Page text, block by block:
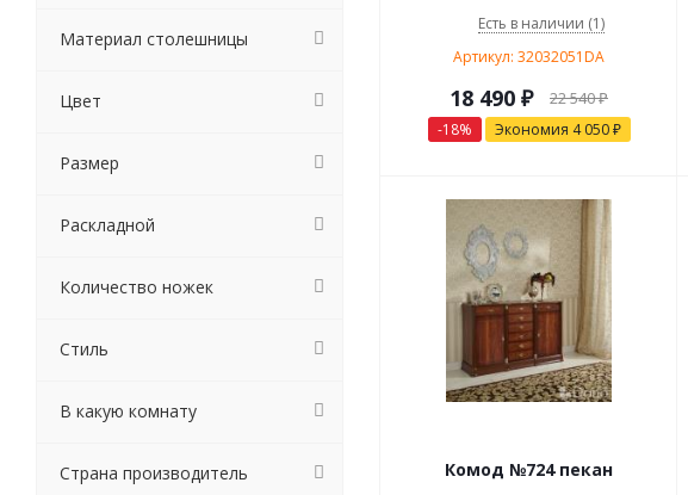
Есть в наличии (1)
Артикул: 32032051DA
18 490 ₽ 22 540₽
-18% Экономия 4 050₽
Комод №724 пекан
Материал столешницы
Цвет
Размер
Раскладной
Количество ножек
Стиль
В какую комнату
Страна производитель